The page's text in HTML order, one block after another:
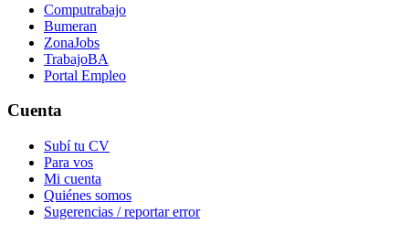
Computrabajo
Bumeran
ZonaJobs
TrabajoBA
Portal Empleo
Cuenta
Subí tu CV
Para vos
Mi cuenta
Quiénes somos
Sugerencias / reportar error